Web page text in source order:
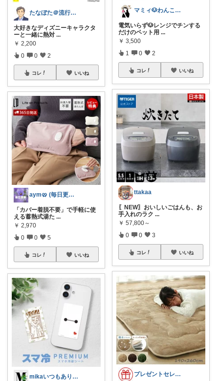
たなぼた＠流行りモノ好きオヤジ
大好きなディズニーキャラクタ
ーと一緒に熱対 ...
￥ 2,200
0 0 2
コレ いいね
aym🥨 (毎日更新してます🙌)
「カバー着脱不要」で手軽に使
える蓄熱式湯た ...
￥ 2,970
0 0 5
コレ いいね
mikaいつもありがとうございます🩷
マミィ🐶わんこと暮らす｜お得情報係
電気いらず🐶レンジでチンする
だけのペット用 ...
￥ 3,500
1 0 2
コレ いいね
ttakaa
〖NEW〗おいしいごはんも、お
手入れのラク ...
￥ 57,800～
0 0 3
コレ いいね
プレゼントセレクト館024